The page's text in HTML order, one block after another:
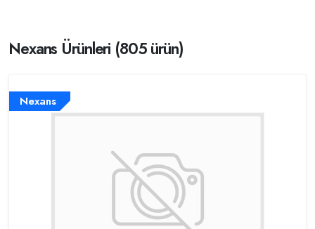
Nexans Ürünleri (805 ürün)
Nexans